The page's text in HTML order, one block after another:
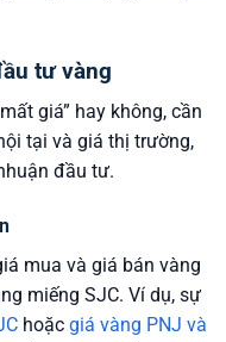
tư vàng
giá” hay không, cần
tại và giá thị trường,
đầu tư.
mua và giá bán vàng
miếng SJC. Ví dụ, sự
hoặc giá vàng PNJ và